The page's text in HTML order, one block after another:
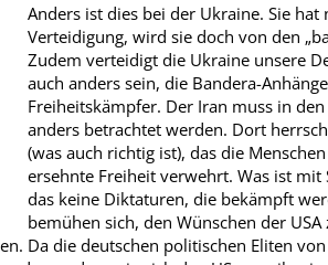
Anders ist dies bei der Ukraine. Sie hat
Verteidigung, wird sie doch von den
Zudem verteidigt die Ukraine unsere
auch anders sein, die Bandera-
Freiheitskämpfer. Der Iran muss in
anders betrachtet werden. Dort
(was auch richtig ist), das die
ersehnte Freiheit verwehrt. Was ist mit
das keine Diktaturen, die bekämpft
bemühen sich, den Wünschen der
Da die deutschen politischen Eliten